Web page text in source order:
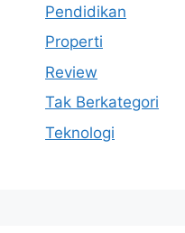
Pendidikan
Properti
Review
Tak Berkategori
Teknologi